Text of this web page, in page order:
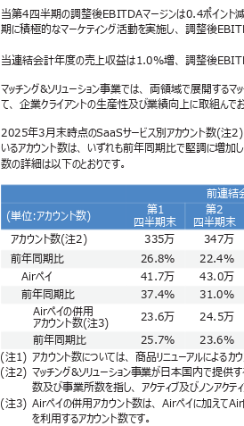
当第4四半期の調整後EBITDAマージンは0.4ポイント
期に積極的なマーケティング活動を実施し、 調整後
当連結会計年度の売上収益は1.0%増、 調整後
マッチング&ソリューション事業では、 両領域で展開するマ
て、 企業クライアントの生産性及び業績向上に取組ん
2025年3月末時点のSaaSサービス別アカウント数(注2)
いるアカウント数は、 いずれも前年同期比で堅調に増加
数の詳細は以下のとおりです。
前連結
第1
四半期末
第2
四半期末
(単位:アカウント数)
アカウント数(注2)
前年同期比
Airペイ
335万
26.8%
41.7万
37.4%
347万
22.4%
43.0万
31.0%
前年同期比
Airペイの併用
23.6万 24.5万
アカウント数(注3)
前年同期比
25.7%
23.6%
(注1) アカウント数については、
商品リニューアルによる
(注2) マッチング&ソリューション事業が日本国内で提供
数及び事業所数を指し、 アクティブ及びノンアクテ
(注3) Airペイの併用アカウント数は、
Airペイに加えてAir
を利用するアカウント数です。